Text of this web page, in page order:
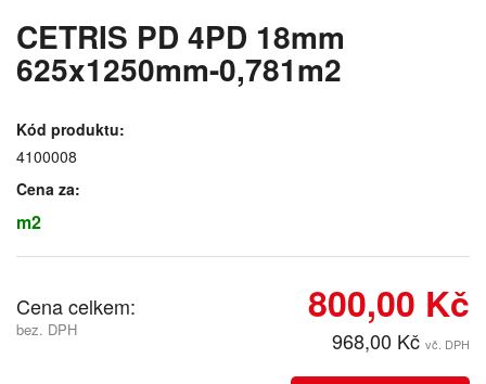
CETRIS PD 4PD 18mm
625x1250mm-0,781m2
Kód produktu:
4100008
Cena za:
m2
Cena celkem:
bez. DPH
800,00 Kč
968,00 Kč vč. DPH